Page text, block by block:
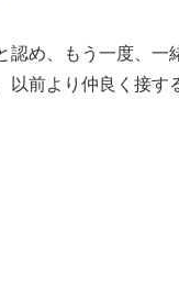
認め、もう一度、一
以前より仲良く接す